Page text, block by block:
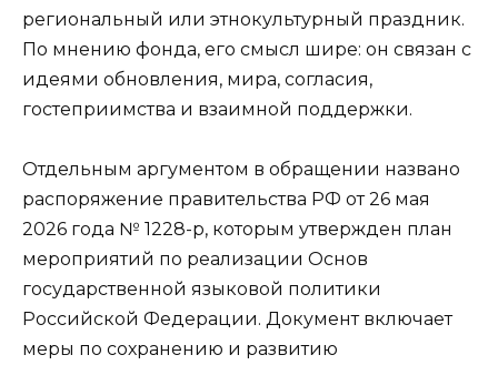
региональный или этнокультурный праздник.
По мнению фонда, его смысл шире: он связан с
идеями обновления, мира, согласия,
гостеприимства и взаимной поддержки.
Отдельным аргументом в обращении названо
распоряжение правительства РФ от 26 мая
2026 года № 1228-р, которым утвержден план
мероприятий по реализации Основ
государственной языковой политики
Российской Федерации. Документ включает
меры по сохранению и развитию